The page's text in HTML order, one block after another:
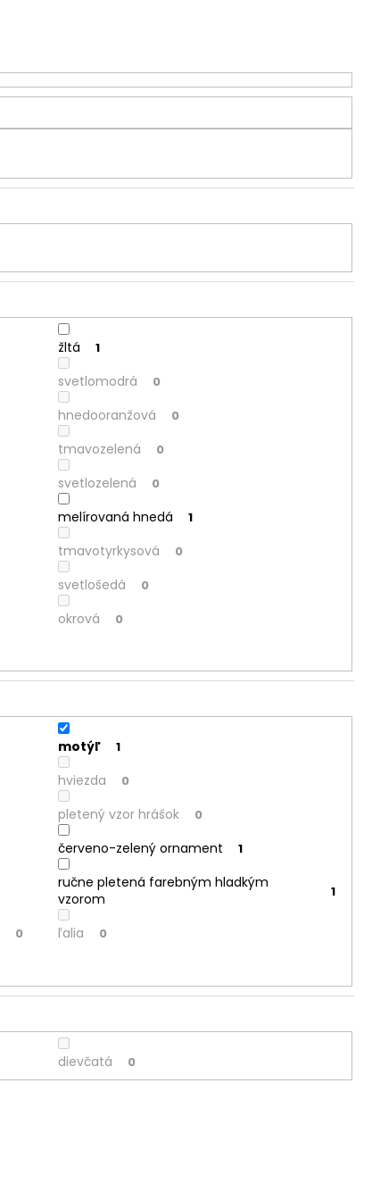
žltá 1
svetlomodrá 0
hnedooranžová 0
tmavozelená 0
svetlozelená 0
melírovaná hnedá 1
tmavotyrkysová 0
svetlošedá 0
okrová 0
motýľ 1
hviezda 0
pletený vzor hrášok 0
červeno-zelený ornament 1
ručne pletená farebným hladkým
vzorom
1
0 ľalia 0
dievčatá 0